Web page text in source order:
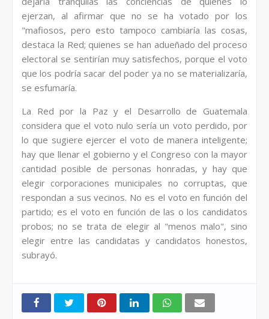
ejerzan, al afirmar que no se ha votado por los
"mafiosos, pero esto tampoco cambiaría las cosas,
destaca la Red; quienes se han adueñado del proceso
electoral se sentirían muy satisfechos, porque el voto
que los podría sacar del poder ya no se materializaría,
se esfumaría.
La Red por la Paz y el Desarrollo de Guatemala
considera que el voto nulo sería un voto perdido, por
lo que sugiere ejercer el voto de manera inteligente;
hay que llenar el gobierno y el Congreso con la mayor
cantidad posible de personas honradas, y hay que
elegir corporaciones municipales no corruptas, que
respondan a sus vecinos. No es el voto en función del
partido; es el voto en función de las o los candidatos
probos; no se trata de elegir al "menos malo", sino
elegir entre las candidatas y candidatos honestos,
subrayó.